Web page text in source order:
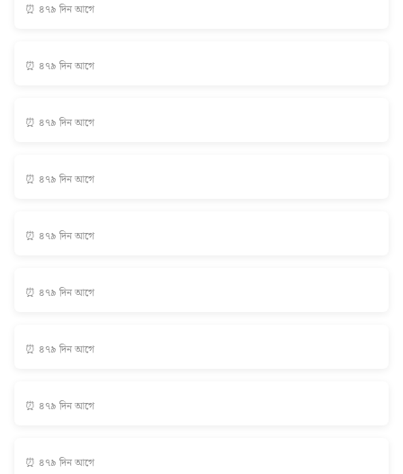
⏰ ৪৭৯ দিন আগে
⏰ ৪৭৯ দিন আগে
⏰ ৪৭৯ দিন আগে
⏰ ৪৭৯ দিন আগে
⏰ ৪৭৯ দিন আগে
⏰ ৪৭৯ দিন আগে
⏰ ৪৭৯ দিন আগে
⏰ ৪৭৯ দিন আগে
⏰ ৪৭৯ দিন আগে